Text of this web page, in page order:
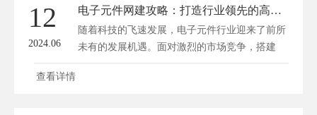
12
2024.06
电子元件网建攻略：打造行业领先的高效电商平台
随着科技的飞速发展，电子元件行业迎来了前所
未有的发展机遇。面对激烈的市场竞争，搭建
一...
查看详情